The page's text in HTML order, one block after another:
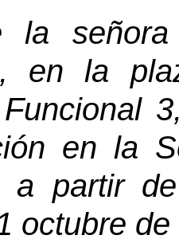
la
, en la
en la
a partir
octubre